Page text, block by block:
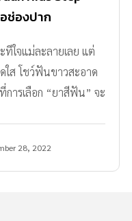
ช่องปาก
ใจแม่ละลายเลย แต่
ใส โชว์ฟันขาวสะอาด
ารเลือก “ยาสีฟัน” จะ
Kids เรามีไอเทมดูแล
ล้วชอบมาก นั่นก็คือ
28, 2022